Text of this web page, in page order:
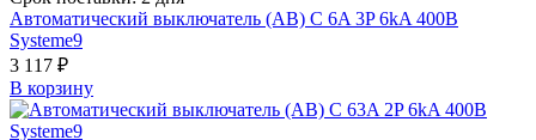
Автоматический выключатель (АВ) C 6A 3P 6kA 400В
Systeme9
3 117 ₽
В корзинy